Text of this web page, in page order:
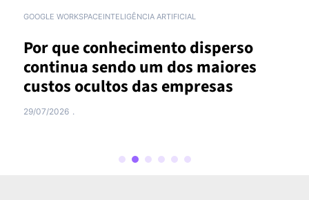
GOOGLE WORKSPACEINTELIGÊNCIA ARTIFICIAL
Por que conhecimento disperso
continua sendo um dos maiores
custos ocultos das empresas
29/07/2026